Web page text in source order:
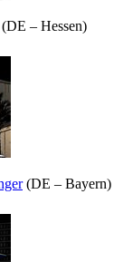
(DE – Hessen)
(DE – Bayern)